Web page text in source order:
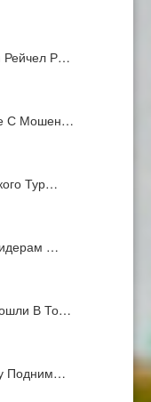
Рейчел Р…
С Мошен…
Тур…
…
В То…
Подним…